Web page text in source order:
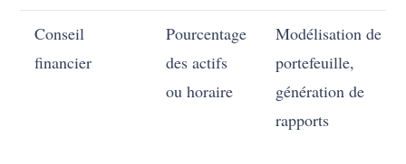
Conseil
financier
Pourcentage
des actifs
ou horaire
Modélisation de
portefeuille,
génération de
rapports